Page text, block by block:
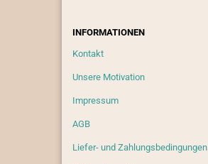
INFORMATIONEN
Kontakt
Unsere Motivation
Impressum
AGB
Liefer- und Zahlungsbedingungen